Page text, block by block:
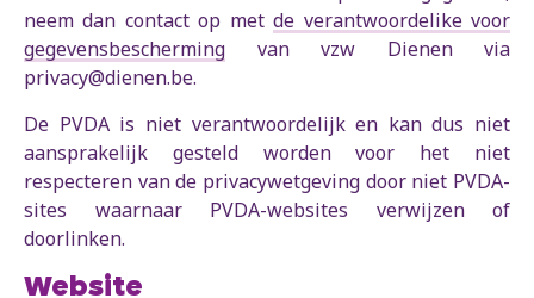
neem dan contact op metde verantwoordelike voor
gegevensbescherming van vzw Dienen via
privacy@dienen.be.
De PVDA is niet verantwoordelijk en kan dus niet
aansprakelijk gesteld worden voor het niet
respecteren van de privacywetgeving door niet PVDA-
sites waarnaar PVDA-websites verwijzen of
doorlinken.
Website